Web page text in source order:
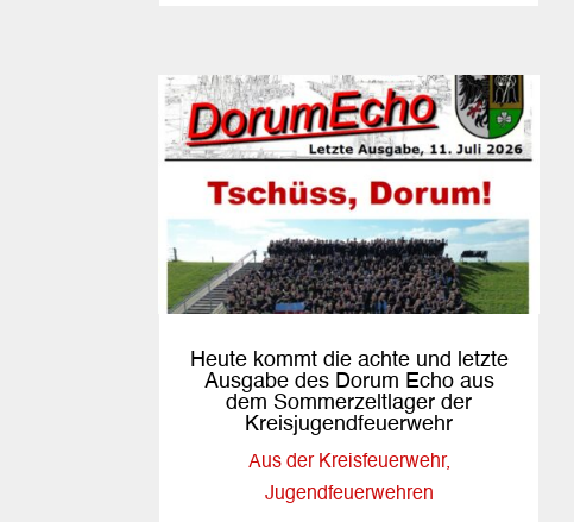
Heute kommt die achte und letzte
Ausgabe des Dorum Echo aus
dem Sommerzeltlager der
Kreisjugendfeuerwehr
Aus der Kreisfeuerwehr,
Jugendfeuerwehren